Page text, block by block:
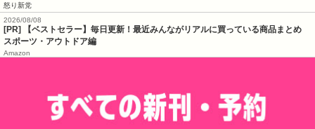
怒り新党
2026/08/08
[PR] 【ベストセラー】毎日更新！最近みんながリアルに買っている商品まとめ
スポーツ・アウトドア編
Amazon